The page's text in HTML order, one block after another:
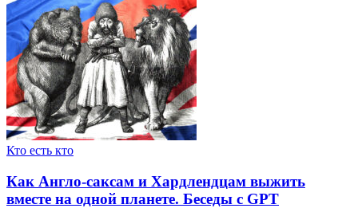
Кто есть кто
Как Англо-саксам и Хардлендцам выжить
вместе на одной планете. Беседы с GPT